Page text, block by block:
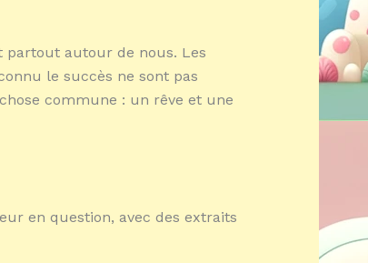
partout autour de nous. Les
le succès ne sont pas
commune : un rêve et une
en question, avec des extraits